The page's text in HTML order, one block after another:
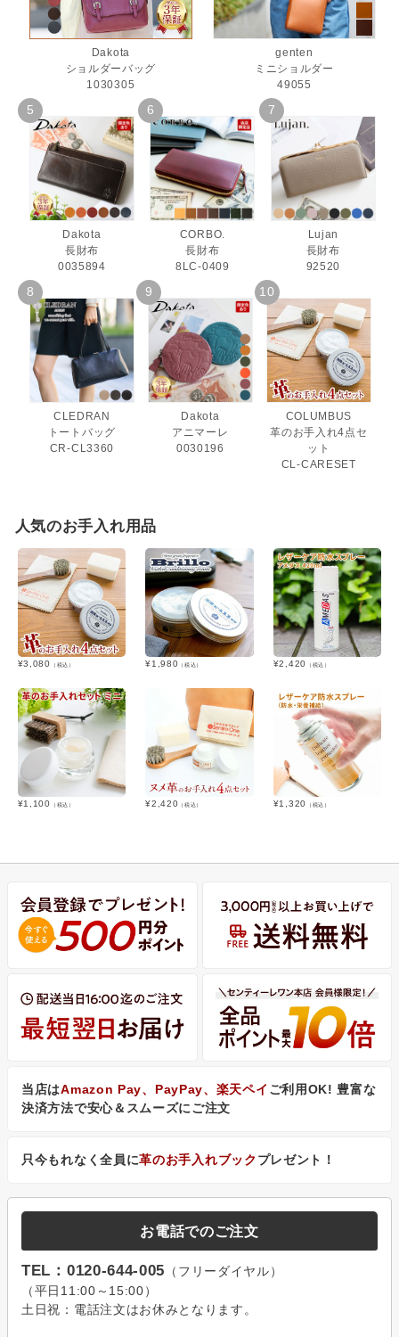
Dakota
ショルダーバッグ
1030305
genten
ミニショルダー
49055
Dakota
長財布
0035894
CORBO.
長財布
8LC-0409
Lujan
長財布
92520
CLEDRAN
トートバッグ
CR-CL3360
Dakota
アニマーレ
0030196
COLUMBUS
革のお手入れ4点セ
ット
CL-CARESET
人気のお手入れ用品
¥3,080 （税込） ¥1,980 （税込） ¥2,420 （税込）
¥1,100 （税込） ¥2,420 （税込） ¥1,320 （税込）
当店はAmazon Pay、PayPay、楽天ペイ ご利用OK! 豊富な
決済方法で安心＆スムーズにご注文
只今もれなく全員に革のお手入れブック プレゼント！
お電話でのご注文
TEL：0120-644-005 （フリーダイヤル）
（平日11:00～15:00）
土日祝：電話注文はお休みとなります。